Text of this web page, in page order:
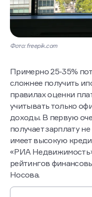
Фото: freepik.com
Примерно 25-35%
сложнее получить
правилах оценки
учитывать только
доходы. В первую
получает зарплату
имеет высокую
«РИА
рейтингов
Носова.